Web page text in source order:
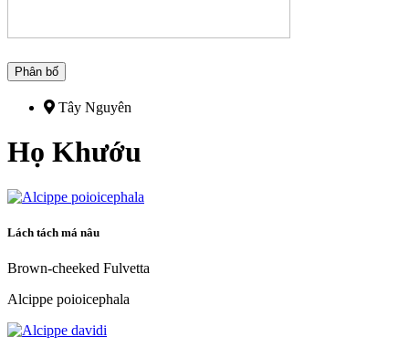
Phân bố
Tây Nguyên
Họ Khướu
Lách tách má nâu
Brown-cheeked Fulvetta
Alcippe poioicephala